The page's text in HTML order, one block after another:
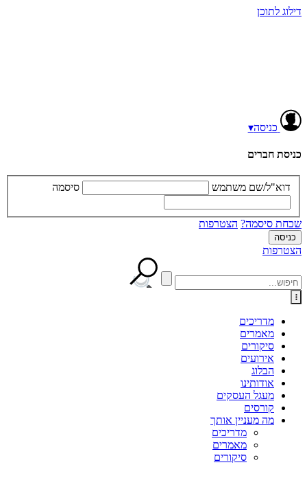
דילוג לתוכן
כניסה▾
כניסת חברים
דוא"ל/שם משתמש סיסמה
שכחת סיסמה? הצטרפות
הצטרפות
מדריכים
מאמרים
סיקורים
אירועים
הבלוג
אודותינו
מעגל העסקים
קורסים
מה מעניין אותך
מדריכים
מאמרים
סיקורים